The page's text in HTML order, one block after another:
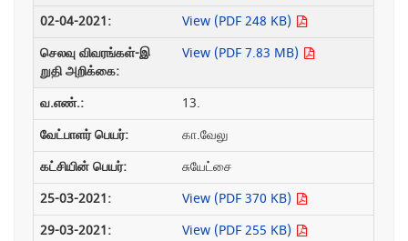
View (PDF 248 KB)
View (PDF 7.83 MB)
13.
கா.வேலு
சுயேட்சை
View (PDF 370 KB)
View (PDF 255 KB)